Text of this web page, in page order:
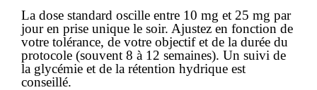
La dose standard oscille entre 10 mg et 25 mg par
jour en prise unique le soir. Ajustez en fonction de
votre tolérance, de votre objectif et de la durée du
protocole (souvent 8 à 12 semaines). Un suivi de
la glycémie et de la rétention hydrique est
conseillé.